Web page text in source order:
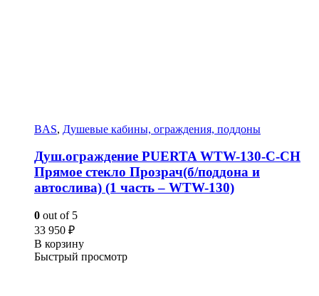
BAS, Душевые кабины, ограждения, поддоны
Душ.ограждение PUERTA WTW-130-С-СH
Прямое стекло Прозрач(б/поддона и
автослива) (1 часть – WTW-130)
0 out of 5
33 950 ₽
В корзину
Быстрый просмотр